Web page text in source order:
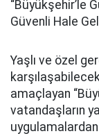
“Büyükşehir’le
Güvenli Hale
Yaşlı ve özel
amaçlayan
vatandaşların
uygulamalardan